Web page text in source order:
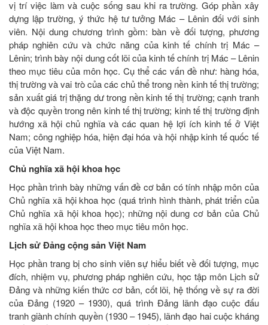
vị trí việc làm và cuộc sống sau khi ra trường. Góp phần xây
dựng lập trường, ý thức hệ tư tưởng Mác – Lênin đối với sinh
viên. Nội dung chương trình gồm: bàn về đối tượng, phương
pháp nghiên cứu và chức năng của kinh tế chính trị Mác –
Lênin; trình bày nội dung cốt lõi của kinh tế chính trị Mác – Lênin
theo mục tiêu của môn học. Cụ thể các vấn đề như: hàng hóa,
thị trường và vai trò của các chủ thể trong nền kinh tế thị trường;
sản xuất giá trị thặng dư trong nền kinh tế thị trường; cạnh tranh
và độc quyền trong nên kinh tế thị trường; kinh tế thị trường định
hướng xã hội chủ nghĩa và các quan hệ lợi ích kinh tế ở Việt
Nam; công nghiệp hóa, hiện đại hóa và hội nhập kinh tế quốc tế
của Việt Nam.
Chủ nghĩa xã hội khoa học
Học phần trình bày những vấn đề cơ bản có tính nhập môn của
Chủ nghĩa xã hội khoa học (quá trình hình thành, phát triển của
Chủ nghĩa xã hội khoa học); những nội dung cơ bản của Chủ
nghĩa xã hội khoa học theo mục tiêu môn học.
Lịch sử Đảng cộng sản Việt Nam
Học phần trang bị cho sinh viên sự hiểu biết về đối tượng, mục
đích, nhiệm vụ, phương pháp nghiên cứu, học tập môn Lịch sử
Đảng và những kiến thức cơ bản, cốt lõi, hệ thống về sự ra đời
của Đảng (1920 – 1930), quá trình Đảng lãnh đạo cuộc đấu
tranh giành chính quyền (1930 – 1945), lãnh đạo hai cuộc kháng